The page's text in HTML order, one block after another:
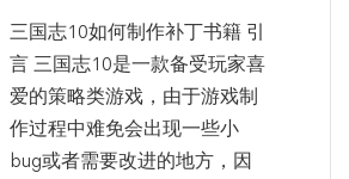
三国志10如何制作补丁书籍 引
言 三国志10是一款备受玩家喜
爱的策略类游戏，由于游戏制
作过程中难免会出现一些小
bug或者需要改进的地方，因